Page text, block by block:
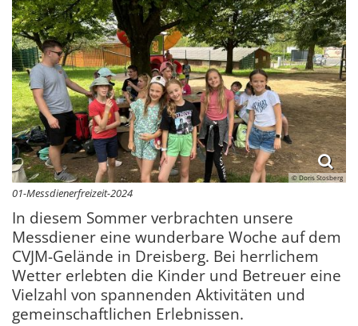
© Doris Stosberg
01-Messdienerfreizeit-2024
In diesem Sommer verbrachten unsere
Messdiener eine wunderbare Woche auf dem
CVJM-Gelände in Dreisberg. Bei herrlichem
Wetter erlebten die Kinder und Betreuer eine
Vielzahl von spannenden Aktivitäten und
gemeinschaftlichen Erlebnissen.